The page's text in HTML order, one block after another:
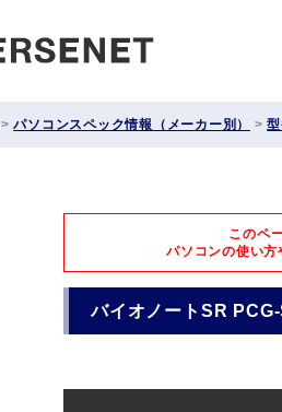
>パソコンスペック情報（メーカー別） >
このペ
パソコンの使い
バイオノートSR